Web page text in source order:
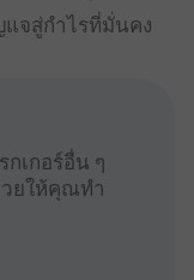
แจสู่กำไรที่มั่นคง
กเกอร์อื่น ๆ
ยให้คุณทำ